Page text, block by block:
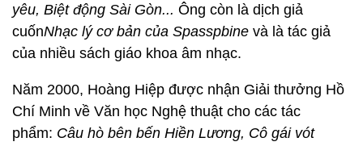
yêu, Biệt động Sài Gòn... Ông còn là dịch giả
cuốnNhạc lý cơ bản của Spasspbine và là tác giả
của nhiều sách giáo khoa âm nhạc.
Năm 2000, Hoàng Hiệp được nhận Giải thưởng Hồ
Chí Minh về Văn học Nghệ thuật cho các tác
phẩm: Câu hò bên bến Hiền Lương, Cô gái vót